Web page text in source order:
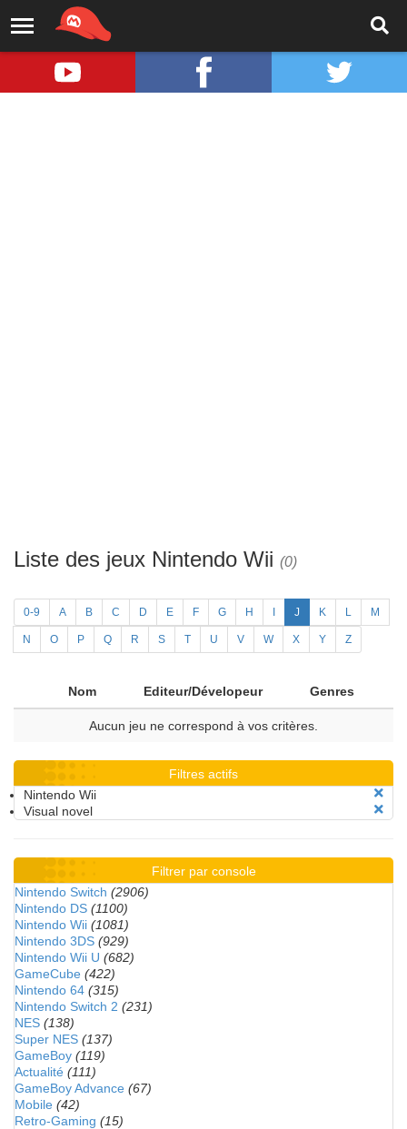
Liste des jeux Nintendo Wii (0)
0-9 A B C D E F G H J K L M
N O P Q R S T U V W X Y Z
Nom Editeur/Dévelopeur Genres
Aucun jeu ne correspond à vos critères.
Filtres actifs
Nintendo Wii
Visual novel
Filtrer par console
Nintendo Switch (2906)
Nintendo DS (1100)
Nintendo Wii (1081)
Nintendo 3DS (929)
Nintendo Wii U (682)
GameCube (422)
Nintendo 64 (315)
Nintendo Switch 2 (231)
NES (138)
Super NES (137)
GameBoy (119)
Actualité (111)
GameBoy Advance (67)
Mobile (42)
Retro-Gaming (15)